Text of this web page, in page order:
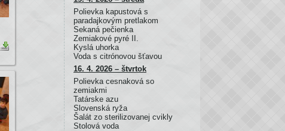
Polievka kapustová s
paradajkovým pretlakom
Sekaná pečienka
Zemiakové pyré II.
Kyslá uhorka
Voda s citrónovou šťavou
16. 4. 2026 – štvrtok
Polievka cesnaková so
zemiakmi
Tatárske azu
Slovenská ryža
Šalát zo sterilizovanej cvikly
Stolová voda